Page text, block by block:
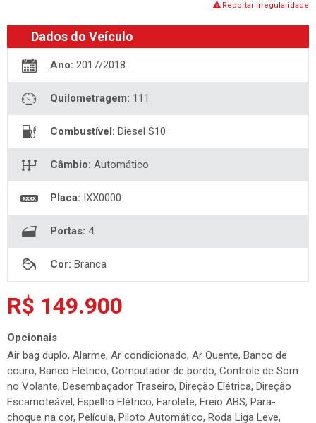
Reportar irregularidade
Dados do Veículo
Ano: 2017/2018
Quilometragem: 111
Combustível: Diesel S10
Câmbio: Automático
Placa: IXX0000
Portas: 4
Cor: Branca
R$ 149.900
Opcionais
Air bag duplo, Alarme, Ar condicionado, Ar Quente, Banco de
couro, Banco Elétrico, Computador de bordo, Controle de Som
no Volante, Desembaçador Traseiro, Direção Elétrica, Direção
Escamoteável, Espelho Elétrico, Farolete, Freio ABS, Para-
choque na cor, Película, Piloto Automático, Roda Liga Leve,